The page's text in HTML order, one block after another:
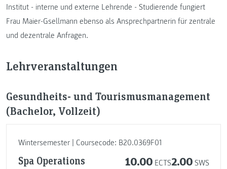
Institut - interne und externe Lehrende - Studierende fungiert
Frau Maier-Gsellmann ebenso als Ansprechpartnerin für zentrale
und dezentrale Anfragen.
Lehrveranstaltungen
Gesundheits- und Tourismusmanagement
(Bachelor, Vollzeit)
Wintersemester | Coursecode: B20.0369F01
Spa Operations 10.00 ECTS2.00 SWS